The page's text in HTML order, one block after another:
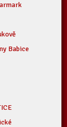
Babice